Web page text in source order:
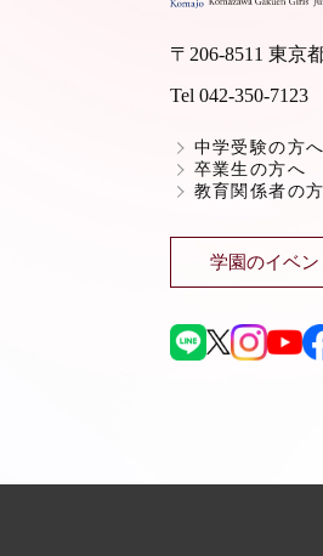
〒206-8511 東京
Tel 042-350-7123
中学受験の方へ
卒業生の方へ
教育関係者の
学園のイベ